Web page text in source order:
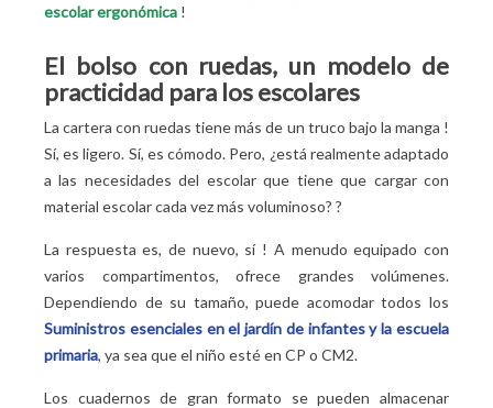
escolar ergonómica !
El bolso con ruedas, un modelo de
practicidad para los escolares
La cartera con ruedas tiene más de un truco bajo la manga !
Sí, es ligero. Sí, es cómodo. Pero, ¿está realmente adaptado
a las necesidades del escolar que tiene que cargar con
material escolar cada vez más voluminoso? ?
La respuesta es, de nuevo, sí ! A menudo equipado con
varios compartimentos, ofrece grandes volúmenes.
Dependiendo de su tamaño, puede acomodar todos los
Suministros esenciales en el jardín de infantes y la escuela
primaria, ya sea que el niño esté en CP o CM2.
Los cuadernos de gran formato se pueden almacenar